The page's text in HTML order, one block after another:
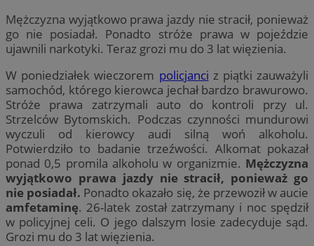
Mężczyzna wyjątkowo prawa jazdy nie stracił, ponieważ
go nie posiadał. Ponadto stróże prawa w pojeździe
ujawnili narkotyki. Teraz grozi mu do 3 lat więzienia.
W poniedziałek wieczorem policjanci z piątki zauważyli
samochód, którego kierowca jechał bardzo brawurowo.
Stróże prawa zatrzymali auto do kontroli przy ul.
Strzelców Bytomskich. Podczas czynności mundurowi
wyczuli od kierowcy audi silną woń alkoholu.
Potwierdziło to badanie trzeźwości. Alkomat pokazał
ponad 0,5 promila alkoholu w organizmie. Mężczyzna
wyjątkowo prawa jazdy nie stracił, ponieważ go
nie posiadał. Ponadto okazało się, że przewoził w aucie
amfetaminę. 26-latek został zatrzymany i noc spędził
w policyjnej celi. O jego dalszym losie zadecyduje sąd.
Grozi mu do 3 lat więzienia.